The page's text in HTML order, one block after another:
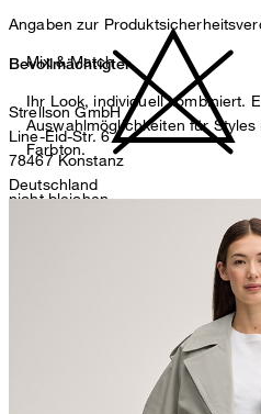
nicht bleichen
Angaben zur
Bevollmächtigter
Strellson GmbH
Line-Eid-Str. 6
78467 Konstanz
Deutschland
Mix & Match
Ihr Look, individuell kombiniert.
Auswahlmöglichkeiten für
Farbton.